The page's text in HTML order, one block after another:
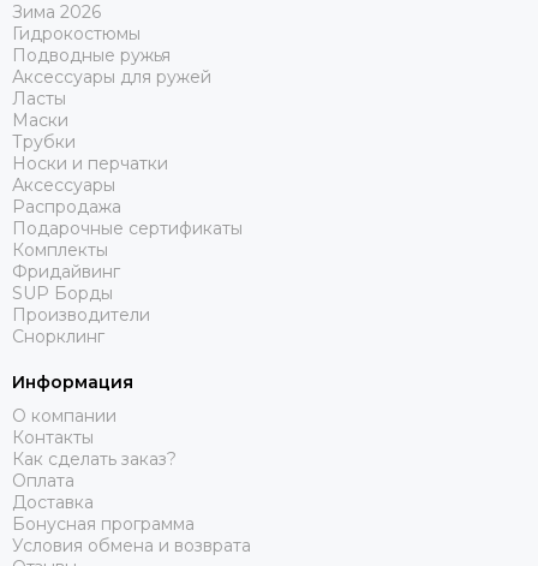
Зима 2026
Гидрокостюмы
Подводные ружья
Аксессуары для ружей
Ласты
Маски
Трубки
Носки и перчатки
Аксессуары
Распродажа
Подарочные сертификаты
Комплекты
Фридайвинг
SUP Борды
Производители
Снорклинг
Информация
О компании
Контакты
Как сделать заказ?
Оплата
Доставка
Бонусная программа
Условия обмена и возврата